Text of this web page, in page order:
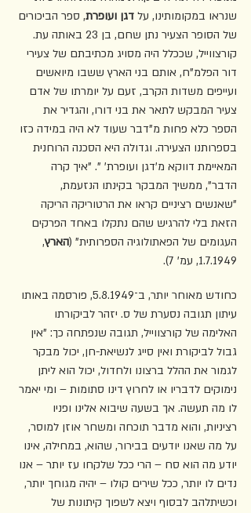
שנראו במקומותינו, על דגן ועופרת, ספר הביכורים
של הסופר הצעיר נתן שחם, בן 23 באותה עת.
קורצווייל, שככלל היה מסויג מכתיבתם של צעירי
דור הפלמ"ח, אותם בני הארץ ששבו מיואשים
ועייפים משדות הקרב, זעם על יומרתו של אדם
צעיר המבקש לתאר את בני דורו, והגדיר את
הספר כלא פחות מ"דבר שעוד לא היה במידה כזו
בספרותנו הצעירה. וגדולה היא הסכנה הרוחנית
המאיימת דווקא מ'דגן ועופרת' ". "איך קרה
הדבר", ממשיך המבקר בקינתו הנזעמת,
"שאנשים רציניים קראו את הרטוריקה הריקה
הזאת בלי להרגיש שהם נתקלו באחד הפרקים
העגומים של הפאתולוגיה הספרותית" (הארץ,
1.7.1949, עמ' 7).
כחודש מאוחר יותר, ב־5.8.1949, פורסמה באותו
עיתון תגובה נסערת של ס. יזהר לביקורתו
האלימה של קורצווייל, תגובה שנפתחה כך: "אין
גבול לביקורת ואין סייג לנשיאת-חן, יכול מבקר
לגמור את ההלל ברצונו ולחדול, יכול הוא ליתן
נימוקים לדבריו או לחרוץ דינו סתומות – ומי יאמר
לו מה תעשה. אך בשעה שיבוא אלינו ופניו
רציניות, והוא מדבר תוכחה ומשחר אוזן למוסר,
על מה שאנו יודעים בבירור, שהוא, במחילה, אינו
יודע מה הוא סח – הרי ככל שלקחו עז יותר – אנו
נדים לו יותר, ככל שירים קולו – יהיה מגוחך יותר,
וכשיתלהב לבסוף ויצא לשפוך קיתונות של